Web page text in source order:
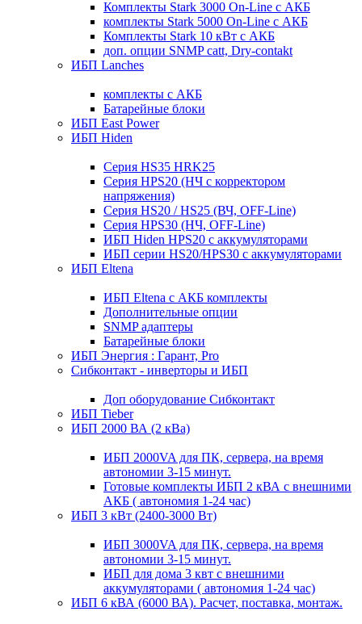
Комплекты Stark 3000 On-Line с АКБ
комплекты Stark 5000 On-Line с АКБ
Комплекты Stark 10 кВт с АКБ
доп. опции SNMP catt, Dry-contakt
ИБП Lanches
комплекты с АКБ
Батарейные блоки
ИБП East Power
ИБП Hiden
Серия HS35 HRK25
Серия HPS20 (НЧ с корректором
напряжения)
Серия HS20 / HS25 (ВЧ, OFF-Line)
Серия HPS30 (НЧ, OFF-Line)
ИБП Hiden HPS20 с аккумуляторами
ИБП серии HS20/HPS30 с аккумуляторами
ИБП Eltena
ИБП Eltena с АКБ комплекты
Дополнительные опции
SNMP адаптеры
Батарейные блоки
ИБП Энергия : Гарант, Pro
Сибконтакт - инверторы и ИБП
Доп оборудование Сибконтакт
ИБП Tieber
ИБП 2000 ВА (2 кВа)
ИБП 2000VA для ПК, сервера, на время
автономии 3-15 минут.
Готовые комплекты ИБП 2 кВА с внешними
АКБ ( автономия 1-24 час)
ИБП 3 кВт (2400-3000 Вт)
ИБП 3000VA для ПК, сервера, на время
автономии 3-15 минут.
ИБП для дома 3 квт с внешними
аккумуляторами ( автономия 1-24 час)
ИБП 6 кВА (6000 ВА). Расчет, поставка, монтаж.